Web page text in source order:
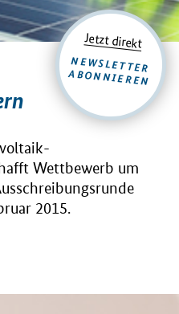
Wettbewerb um
2015.
Jetzt direkt
NEWSLETTER
ABONNIEREN